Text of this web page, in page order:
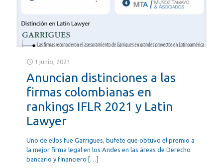
1 junio, 2021
Anuncian distinciones a las
firmas colombianas en
rankings IFLR 2021 y Latin
Lawyer
Uno de ellos fue Garrigues, bufete que obtuvo el premio a
la mejor firma legal en los Andes en las áreas de Derecho
bancario y financiero […]